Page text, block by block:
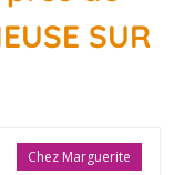
SUR
Chez Marguerite